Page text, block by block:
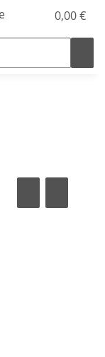
0,00 €